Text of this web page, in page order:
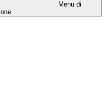
Menu di